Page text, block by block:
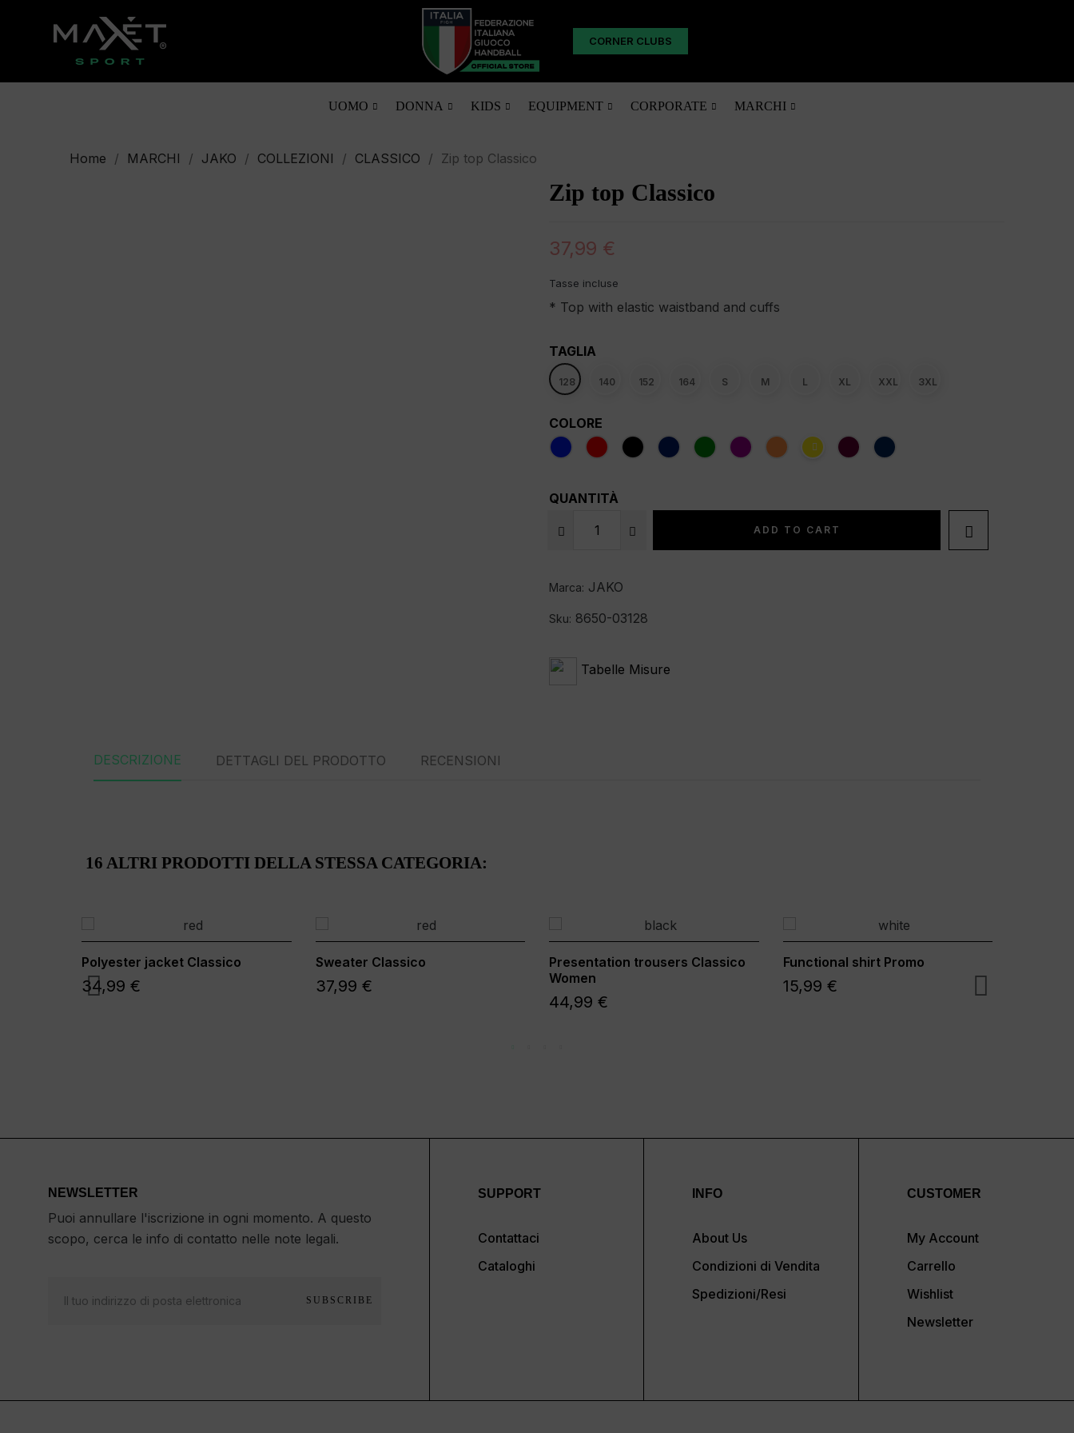
CORNER CLUBS
UOMO DONNA KIDS EQUIPMENT CORPORATE MARCHI
Home MARCHI JAKO COLLEZIONI CLASSICO Zip top Classico
Zip top Classico
37,99 €
Tasse incluse
* Top with elastic waistband and cuffs
TAGLIA
128 140 152 164 S M L XL XXL 3XL
COLORE
QUANTITÀ
ADD TO CART 
Marca: JAKO
Sku: 8650-03128
Tabelle Misure
DESCRIZIONE DETTAGLI DEL PRODOTTO RECENSIONI
16 ALTRI PRODOTTI DELLA STESSA CATEGORIA:
Polyester jacket Classico
34,99 €
Sweater Classico
37,99 €
Presentation trousers Classico
Women
44,99 €
Functional shirt Promo
15,99 €
NEWSLETTER
Puoi annullare l'iscrizione in ogni momento. A questo
scopo, cerca le info di contatto nelle note legali.
SUBSCRIBE
SUPPORT
Contattaci
Cataloghi
INFO
About Us
Condizioni di Vendita
Spedizioni/Resi
CUSTOMER
My Account
Carrello
Wishlist
Newsletter